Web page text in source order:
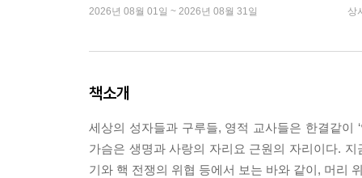
2026년 08월 01일 ~ 2026년 08월 31일 상
책소개
세상의 성자들과 구루들, 영적 교사들은 한결같이
가슴은 생명과 사랑의 자리요 근원의 자리이다.
기와 핵 전쟁의 위협 등에서 보는 바와 같이, 머리